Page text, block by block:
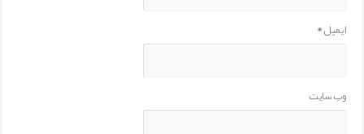
ایمیل*
وب‌ سایت